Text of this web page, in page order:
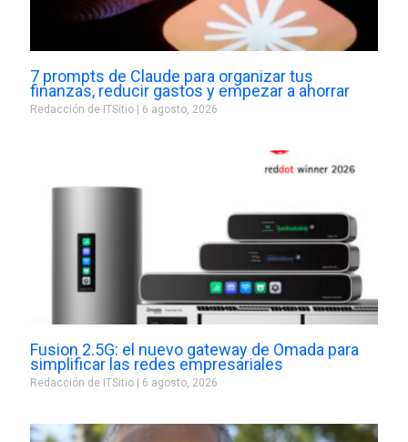
7 prompts de Claude para organizar tus
finanzas, reducir gastos y empezar a ahorrar
Redacción de ITSitio 6 agosto, 2026
Fusion 2.5G: el nuevo gateway de Omada para
simplificar las redes empresariales
Redacción de ITSitio 6 agosto, 2026